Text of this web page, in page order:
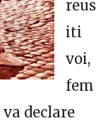
reus
iti
voi,
fem
declare